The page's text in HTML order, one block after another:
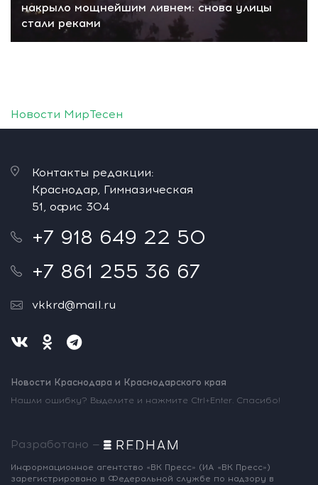
накрыло мощнейшим ливнем: снова улицы
стали реками
Новости МирТесен
Контакты редакции:
Краснодар, Гимназическая
51, офис 304
+7 918 649 22 50
+7 861 255 36 67
vkkrd@mail.ru
Новости Краснодара и Краснодарского края
Нашли ошибку? Выделите и нажмите Ctrl+Enter. Спасибо!
Разработано —
Информационное агентство «ВК Пресс» (ИА «ВК Пресс»)
зарегистрировано в Федеральной службе по надзору в